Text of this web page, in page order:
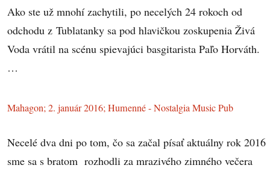
Ako ste už mnohí zachytili, po necelých 24 rokoch od
odchodu z Tublatanky sa pod hlavičkou zoskupenia Živá
Voda vrátil na scénu spievajúci basgitarista Paľo Horváth.
…
Mahagon; 2. január 2016; Humenné - Nostalgia Music Pub
Necelé dva dni po tom, čo sa začal písať aktuálny rok 2016
sme sa s bratom rozhodli za mrazivého zimného večera